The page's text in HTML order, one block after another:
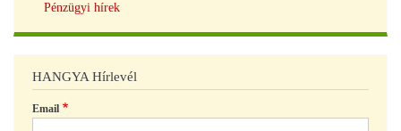
Pénzügyi hírek
HANGYA Hírlevél
Email